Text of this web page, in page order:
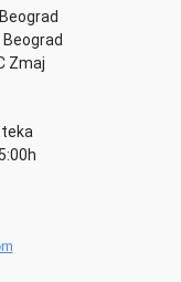
Zmaj